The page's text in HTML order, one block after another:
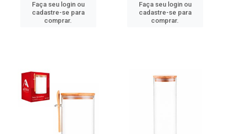
Faça seu login ou
cadastre-se para
comprar.
Faça seu login ou
cadastre-se para
comprar.